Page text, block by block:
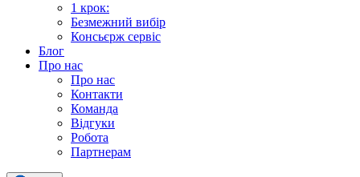
1 крок:
Безмежний вибір
Консьєрж сервіс
Блог
Про нас
Про нас
Контакти
Команда
Відгуки
Робота
Партнерам